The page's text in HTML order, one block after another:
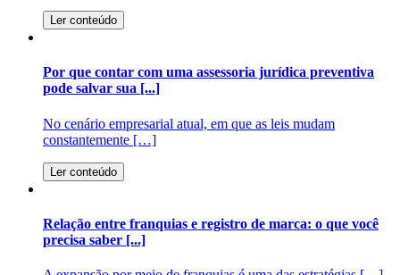
Ler conteúdo
Por que contar com uma assessoria jurídica preventiva
pode salvar sua [...]
No cenário empresarial atual, em que as leis mudam
constantemente […]
Ler conteúdo
Relação entre franquias e registro de marca: o que você
precisa saber [...]